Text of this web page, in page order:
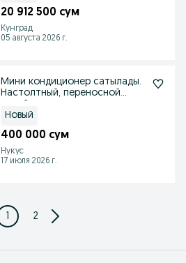
20 912 500 сум
Кунград
05 августа 2026 г.
Мини кондиционер сатылады.
Настолтный, переносной
Новый
400 000 сум
Нукус
17 июля 2026 г.
1 2